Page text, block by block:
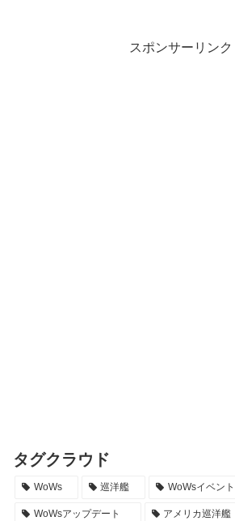
スポンサーリンク
タグクラウド
WoWs 巡洋艦 WoWsイベント
WoWsアップデート アメリカ巡洋艦